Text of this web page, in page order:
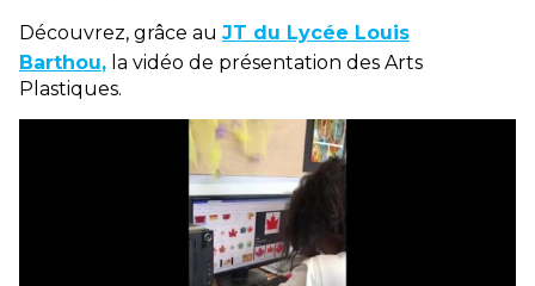
Découvrez, grâce au JT du Lycée Louis
Barthou, la vidéo de présentation des Arts
Plastiques.